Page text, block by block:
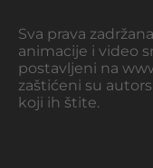
Sva prava
animacije i video
postavljeni na
zaštićeni su
koji ih štite.